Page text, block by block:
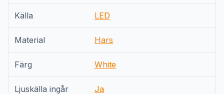
Källa LED
Material Hars
Färg White
Ljuskälla ingår Ja